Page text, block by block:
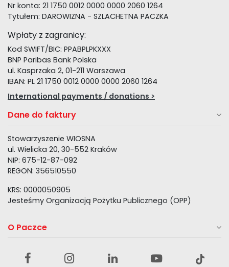
Nr konta: 21 1750 0012 0000 0000 2060 1264
Tytułem: DAROWIZNA - SZLACHETNA PACZKA
Wpłaty z zagranicy:
Kod SWIFT/BIC: PPABPLPKXXX
BNP Paribas Bank Polska
ul. Kasprzaka 2, 01-211 Warszawa
IBAN: PL 21 1750 0012 0000 0000 2060 1264
International payments / donations >
Dane do faktury
Stowarzyszenie WIOSNA
ul. Wielicka 20, 30-552 Kraków
NIP: 675-12-87-092
REGON: 356510550
KRS: 0000050905
Jesteśmy Organizacją Pożytku Publicznego (OPP)
O Paczce